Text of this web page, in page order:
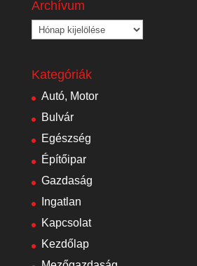
Archívum
Archívum
Kategóriák
Autó, Motor
Bulvár
Egészség
Építőipar
Gazdaság
Ingatlan
Kapcsolat
Kezdőlap